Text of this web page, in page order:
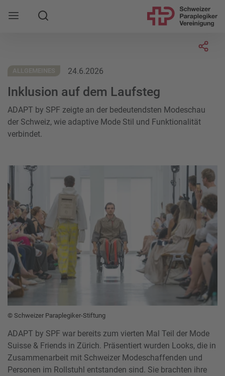
Mobile Navigation öffnen
Suche
ALLGEMEINES 24.6.2026
Inklusion auf dem Laufsteg
ADAPT by SPF zeigte an der bedeutendsten Modeschau
der Schweiz, wie adaptive Mode Stil und Funktionalität
verbindet.
© Schweizer Paraplegiker-Stiftung
ADAPT by SPF war bereits zum vierten Mal Teil der Mode
Suisse & Friends in Zürich. Präsentiert wurden Looks, die in
Zusammenarbeit mit Schweizer Modeschaffenden und
Personen im Rollstuhl entstanden sind. Sie brachten ihre